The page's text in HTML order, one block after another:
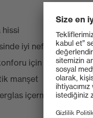
hissi
iyi nefes alabilirlik
için dikişsiz
manşet
içermez